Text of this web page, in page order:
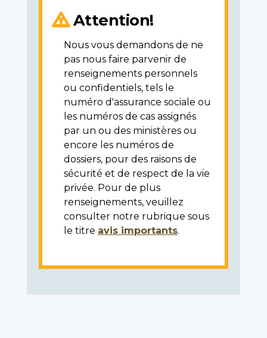
Attention!
Nous vous demandons de ne
pas nous faire parvenir de
renseignements personnels
ou confidentiels, tels le
numéro d'assurance sociale ou
les numéros de cas assignés
par un ou des ministères ou
encore les numéros de
dossiers, pour des raisons de
sécurité et de respect de la vie
privée. Pour de plus
renseignements, veuillez
consulter notre rubrique sous
le titre avis importants.